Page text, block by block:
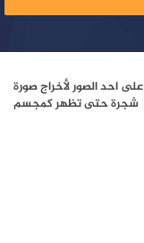
Opacity Map قم بتطبيق خامة Opacity Map على احد الصور لأخراج صورة
شجرة حتى تظهر كمجسم